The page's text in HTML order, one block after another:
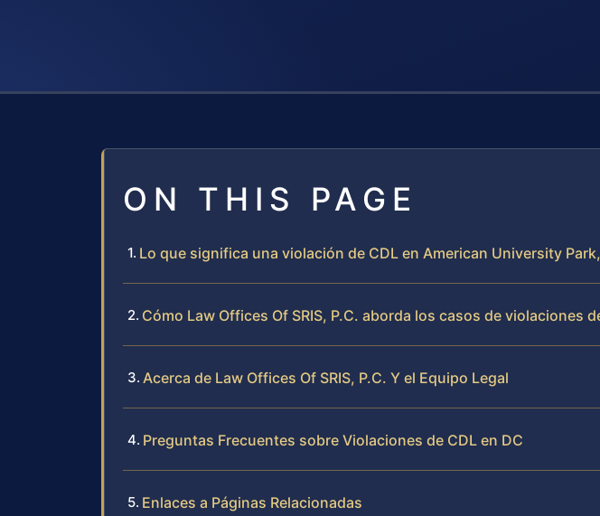
ON THIS PAGE
Lo que significa una violación de CDL en American University
Cómo Law Offices Of SRIS, P.C. aborda los casos de violaciones
Acerca de Law Offices Of SRIS, P.C. Y el Equipo Legal
Preguntas Frecuentes sobre Violaciones de CDL en DC
Enlaces a Páginas Relacionadas